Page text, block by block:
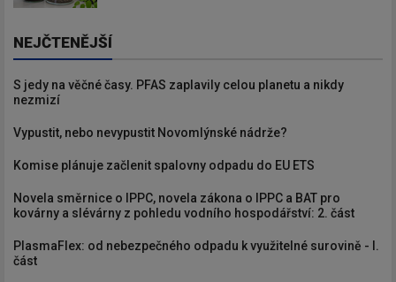
NEJČTENĚJŠÍ
S jedy na věčné časy. PFAS zaplavily celou planetu a nikdy
nezmizí
Vypustit, nebo nevypustit Novomlýnské nádrže?
Komise plánuje začlenit spalovny odpadu do EU ETS
Novela směrnice o IPPC, novela zákona o IPPC a BAT pro
kovárny a slévárny z pohledu vodního hospodářství: 2. část
PlasmaFlex: od nebezpečného odpadu k využitelné surovině - I.
část